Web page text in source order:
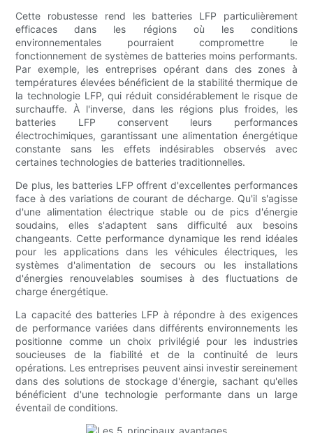
Cette robustesse rend les batteries LFP particulièrement
efficaces dans les régions où les conditions
environnementales pourraient compromettre le
fonctionnement de systèmes de batteries moins performants.
Par exemple, les entreprises opérant dans des zones à
températures élevées bénéficient de la stabilité thermique de
la technologie LFP, qui réduit considérablement le risque de
surchauffe. À l'inverse, dans les régions plus froides, les
batteries LFP conservent leurs performances
électrochimiques, garantissant une alimentation énergétique
constante sans les effets indésirables observés avec
certaines technologies de batteries traditionnelles.
De plus, les batteries LFP offrent d'excellentes performances
face à des variations de courant de décharge. Qu'il s'agisse
d'une alimentation électrique stable ou de pics d'énergie
soudains, elles s'adaptent sans difficulté aux besoins
changeants. Cette performance dynamique les rend idéales
pour les applications dans les véhicules électriques, les
systèmes d'alimentation de secours ou les installations
d'énergies renouvelables soumises à des fluctuations de
charge énergétique.
La capacité des batteries LFP à répondre à des exigences
de performance variées dans différents environnements les
positionne comme un choix privilégié pour les industries
soucieuses de la fiabilité et de la continuité de leurs
opérations. Les entreprises peuvent ainsi investir sereinement
dans des solutions de stockage d'énergie, sachant qu'elles
bénéficient d'une technologie performante dans un large
éventail de conditions.